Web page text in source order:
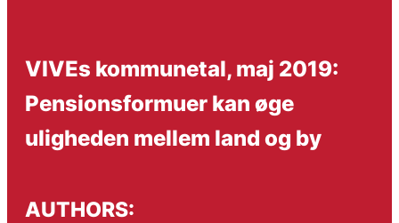
VIVEs kommunetal, maj 2019:
Pensionsformuer kan øge
uligheden mellem land og by
AUTHORS: